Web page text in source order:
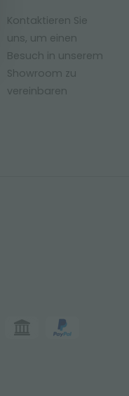
Kontaktieren Sie
uns, um einen
Besuch in unserem
Showroom zu
vereinbaren